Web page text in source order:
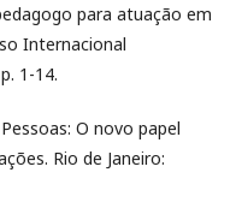
para atuação em
Internacional
1-14.
O novo papel
Rio de Janeiro: